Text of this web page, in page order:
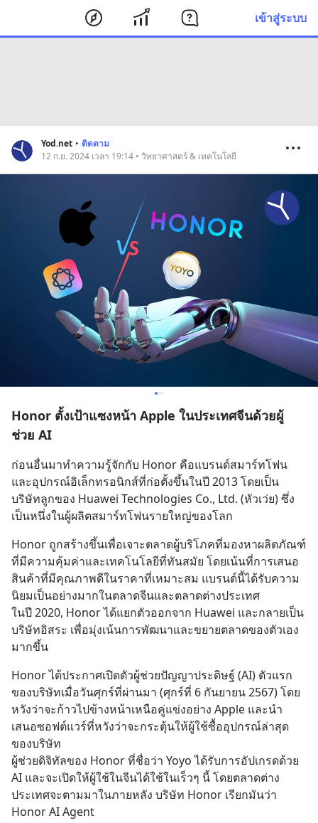
เข้าสู่ระบบ
Yod.net • ติดตาม
12 ก.ย. 2024 เวลา 19:14 • วิทยาศาสตร์ & เทคโนโลยี
Honor ตั้งเป้าแซงหน้า Apple ในประเทศจีนด้วยผู้
ช่วย AI
ก่อนอื่นมาทำความรู้จักกับ Honor คือแบรนด์สมาร์ทโฟน
และอุปกรณ์อิเล็กทรอนิกส์ที่ก่อตั้งขึ้นในปี 2013 โดยเป็น
บริษัทลูกของ Huawei Technologies Co., Ltd. (หัวเว่ย) ซึ่ง
เป็นหนึ่งในผู้ผลิตสมาร์ทโฟนรายใหญ่ของโลก
Honor ถูกสร้างขึ้นเพื่อเจาะตลาดผู้บริโภคที่มองหาผลิตภัณฑ์
ที่มีความคุ้มค่าและเทคโนโลยีที่ทันสมัย โดยเน้นที่การเสนอ
สินค้าที่มีคุณภาพดีในราคาที่เหมาะสม แบรนด์นี้ได้รับความ
นิยมเป็นอย่างมากในตลาดจีนและตลาดต่างประเทศ
ในปี 2020, Honor ได้แยกตัวออกจาก Huawei และกลายเป็น
บริษัทอิสระ เพื่อมุ่งเน้นการพัฒนาและขยายตลาดของตัวเอง
มากขึ้น
Honor ได้ประกาศเปิดตัวผู้ช่วยปัญญาประดิษฐ์ (AI) ตัวแรก
ของบริษัทเมื่อวันศุกร์ที่ผ่านมา (ศุกร์ที่ 6 กันยายน 2567) โดย
หวังว่าจะก้าวไปข้างหน้าเหนือคู่แข่งอย่าง Apple และนำ
เสนอซอฟต์แวร์ที่หวังว่าจะกระตุ้นให้ผู้ใช้ซื้ออุปกรณ์ล่าสุด
ของบริษัท
ผู้ช่วยดิจิทัลของ Honor ที่ชื่อว่า Yoyo ได้รับการอัปเกรดด้วย
AI และจะเปิดให้ผู้ใช้ในจีนได้ใช้ในเร็วๆ นี้ โดยตลาดต่าง
ประเทศจะตามมาในภายหลัง บริษัท Honor เรียกมันว่า
Honor AI Agent